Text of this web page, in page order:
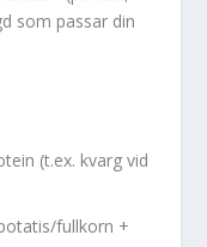
som passar din
(t.ex. kvarg vid
fullkorn +